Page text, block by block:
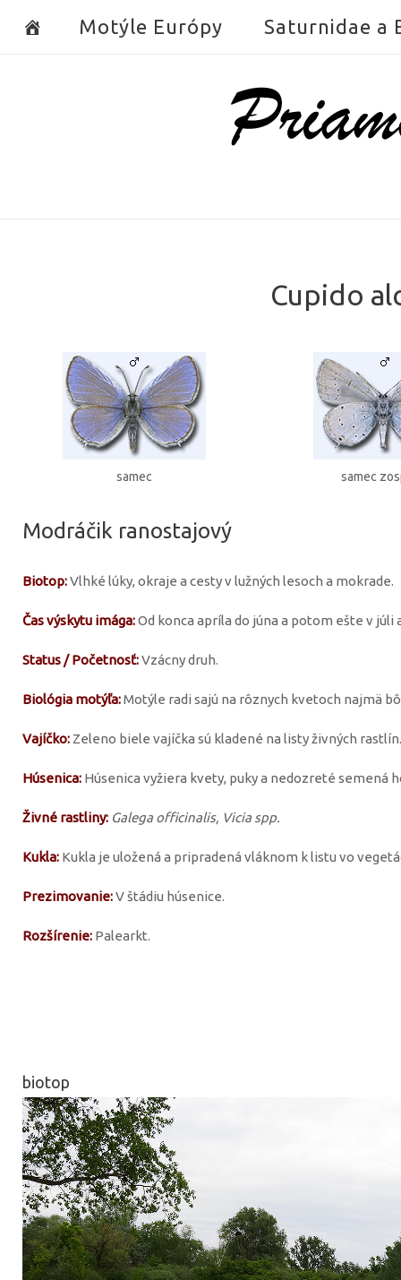
Motýle Európy Saturnidae a
Home
Cupido
samec samec
Modráčik ranostajový
Biotop:Vlhké lúky, okraje a cesty v lužných lesoch a mokrade.
Čas výskytu imága:Od konca apríla do júna a potom ešte v júli
Status / Početnosť:Vzácny druh.
Biológia motýľa:Motýle radi sajú na rôznych kvetoch najmä
Vajíčko: Zeleno biele vajíčka sú kladené na listy živných rastlín.
Húsenica: Húsenica vyžiera kvety, puky a nedozreté semená
Živné rastliny: Galega officinalis, Vicia spp.
Kukla: Kukla je uložená a pripradená vláknom k listu vo
Prezimovanie:V štádiu húsenice.
Rozšírenie: Palearkt.
biotop